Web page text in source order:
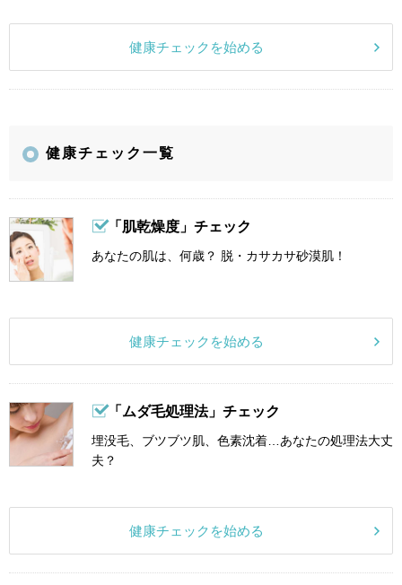
健康チェックを始める
健康チェック一覧
「肌乾燥度」チェック
あなたの肌は、何歳？ 脱・カサカサ砂漠肌！
健康チェックを始める
「ムダ毛処理法」チェック
埋没毛、ブツブツ肌、色素沈着…あなたの処理法大丈
夫？
健康チェックを始める